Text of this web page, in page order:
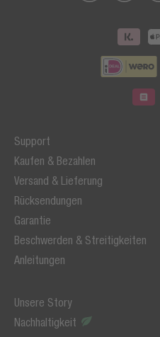
Support
Kaufen & Bezahlen
Versand & Lieferung
Rücksendungen
Garantie
Beschwerden & Streitigkeiten
Anleitungen
Unsere Story
Nachhaltigkeit